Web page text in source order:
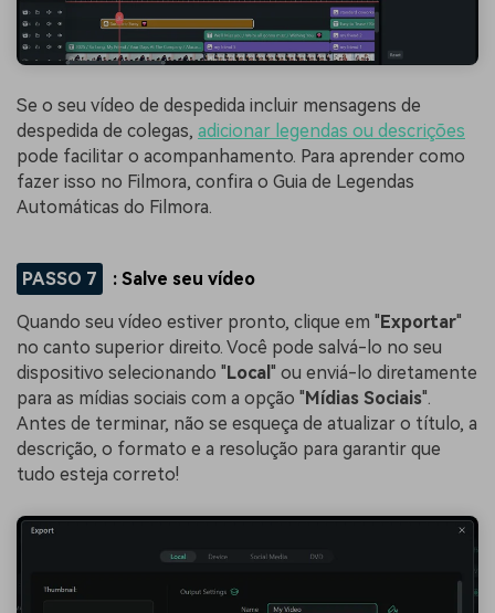
Se o seu vídeo de despedida incluir mensagens de
despedida de colegas, adicionar legendas ou descrições
pode facilitar o acompanhamento. Para aprender como
fazer isso no Filmora, confira o Guia de Legendas
Automáticas do Filmora.
PASSO 7 : Salve seu vídeo
Quando seu vídeo estiver pronto, clique em " Exportar"
no canto superior direito. Você pode salvá-lo no seu
dispositivo selecionando " Local " ou enviá-lo diretamente
para as mídias sociais com a opção " Mídias Sociais".
Antes de terminar, não se esqueça de atualizar o título, a
descrição, o formato e a resolução para garantir que
tudo esteja correto!